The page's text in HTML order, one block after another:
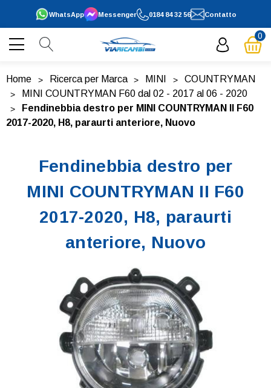
0184 84 32 56
WhatsApp Contatto
Messenger
0
Home Ricerca per Marca MINI
COUNTRYMAN
MINI COUNTRYMAN F60 dal 02 - 2017 al 06 - 2020
Fendinebbia destro per MINI COUNTRYMAN II F60
2017-2020, H8, paraurti anteriore, Nuovo
Fendinebbia destro per
MINI COUNTRYMAN II F60
2017-2020, H8, paraurti
anteriore, Nuovo